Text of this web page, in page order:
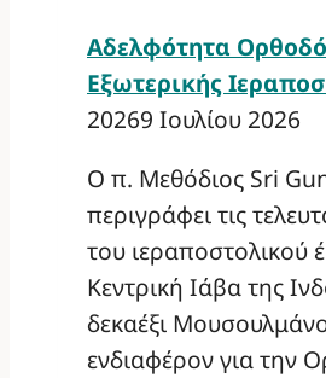
Αδελφότητα
Εξωτερικής
20269 Ιουλίου 2026
Ο π. Μεθόδιος Sri
περιγράφει τις
του ιεραποστολικού
Κεντρική Ιάβα της
δεκαέξι
ενδιαφέρον για την